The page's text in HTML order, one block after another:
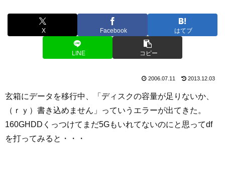
X Facebook はてブ
LINE コピー
2006.07.11 2013.12.03
玄箱にデータを移行中、「ディスクの容量が足りないか、
（ｒｙ）書き込めません」っていうエラーが出てきた。
160GHDDくっつけてまだ5Gもいれてないのにと思ってdf
を打ってみると・・・